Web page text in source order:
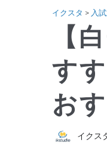
タ)
イクスタ > 入
【
す
お
イクス